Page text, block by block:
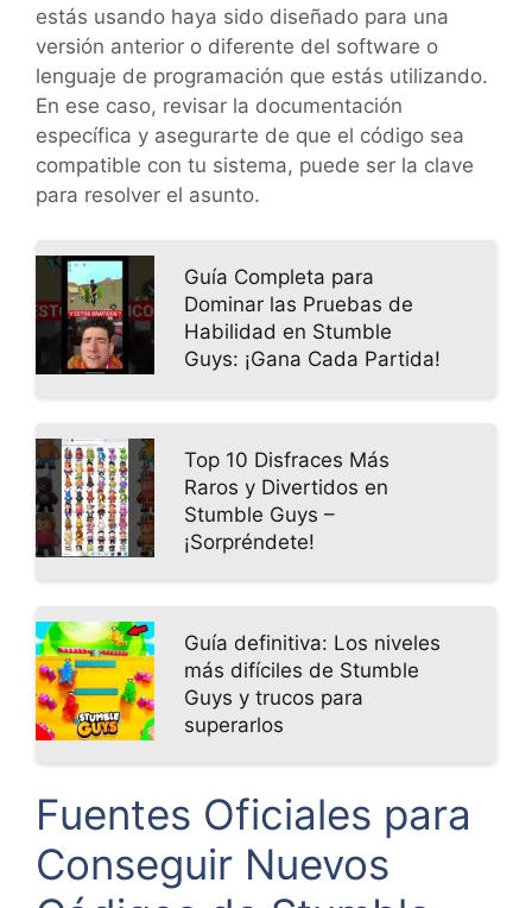
estás usando haya sido diseñado para una
versión anterior o diferente del software o
lenguaje de programación que estás utilizando.
En ese caso, revisar la documentación
específica y asegurarte de que el código sea
compatible con tu sistema, puede ser la clave
para resolver el asunto.
Guía Completa para
Dominar las Pruebas de
Habilidad en Stumble
Guys: ¡Gana Cada Partida!
Top 10 Disfraces Más
Raros y Divertidos en
Stumble Guys –
¡Sorpréndete!
Guía definitiva: Los niveles
más difíciles de Stumble
Guys y trucos para
superarlos
Fuentes Oficiales para
Conseguir Nuevos